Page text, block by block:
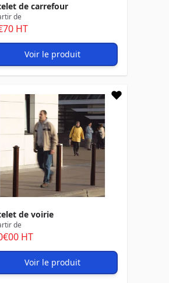
de carrefour
de
HT
Voir le produit
de voirie
de
€00 HT
Voir le produit